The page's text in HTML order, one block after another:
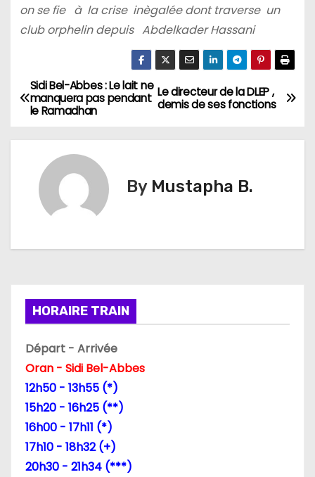
on se fie à la crise inègalée dont traverse un
club orphelin depuis Abdelkader Hassani
N
a
o
n
d
e
Le directeur de la DLEP ,
demis de ses fonctions
Sidi Bel-Abbes : Le lait ne
manquera pas pendant
le Ramadhan
By Mustapha B.
HORAIRE TRAIN
Départ - Arrivée
Oran - Sidi Bel-Abbes
12h50 - 13h55 (*)
15h20 - 16h25 (**)
16h00 - 17h11 (*)
17h10 - 18h32 (+)
20h30 - 21h34 (***)